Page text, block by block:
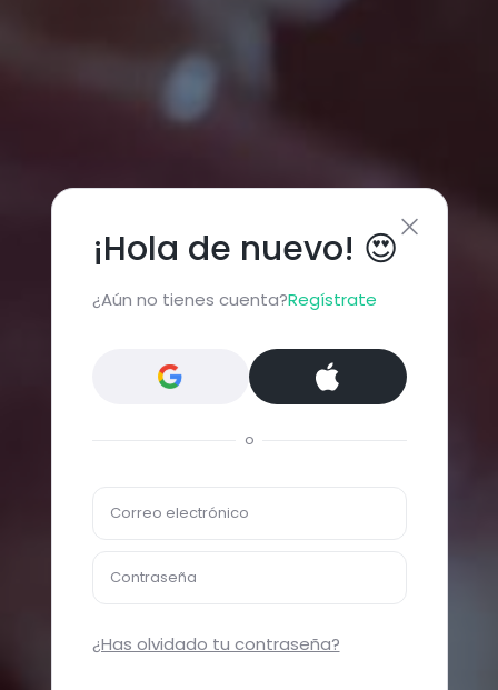
¡Hola de nuevo! 😍
¿Aún no tienes cuenta?Regístrate
o
Correo electrónico
Contraseña
¿Has olvidado tu contraseña?